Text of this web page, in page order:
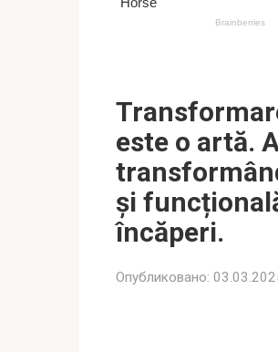
este o artă.
și
încăperi.
Опубликовано: